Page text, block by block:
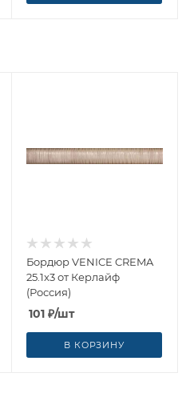
Бордюр VENICE CREMA
25.1x3 от Керлайф
(Россия)
101 ₽/шт
В КОРЗИНУ